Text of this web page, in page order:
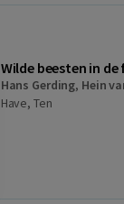
Wilde beesten in
Hans Gerding, Hein
Have, Ten